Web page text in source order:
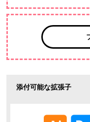
添付可能な拡張子